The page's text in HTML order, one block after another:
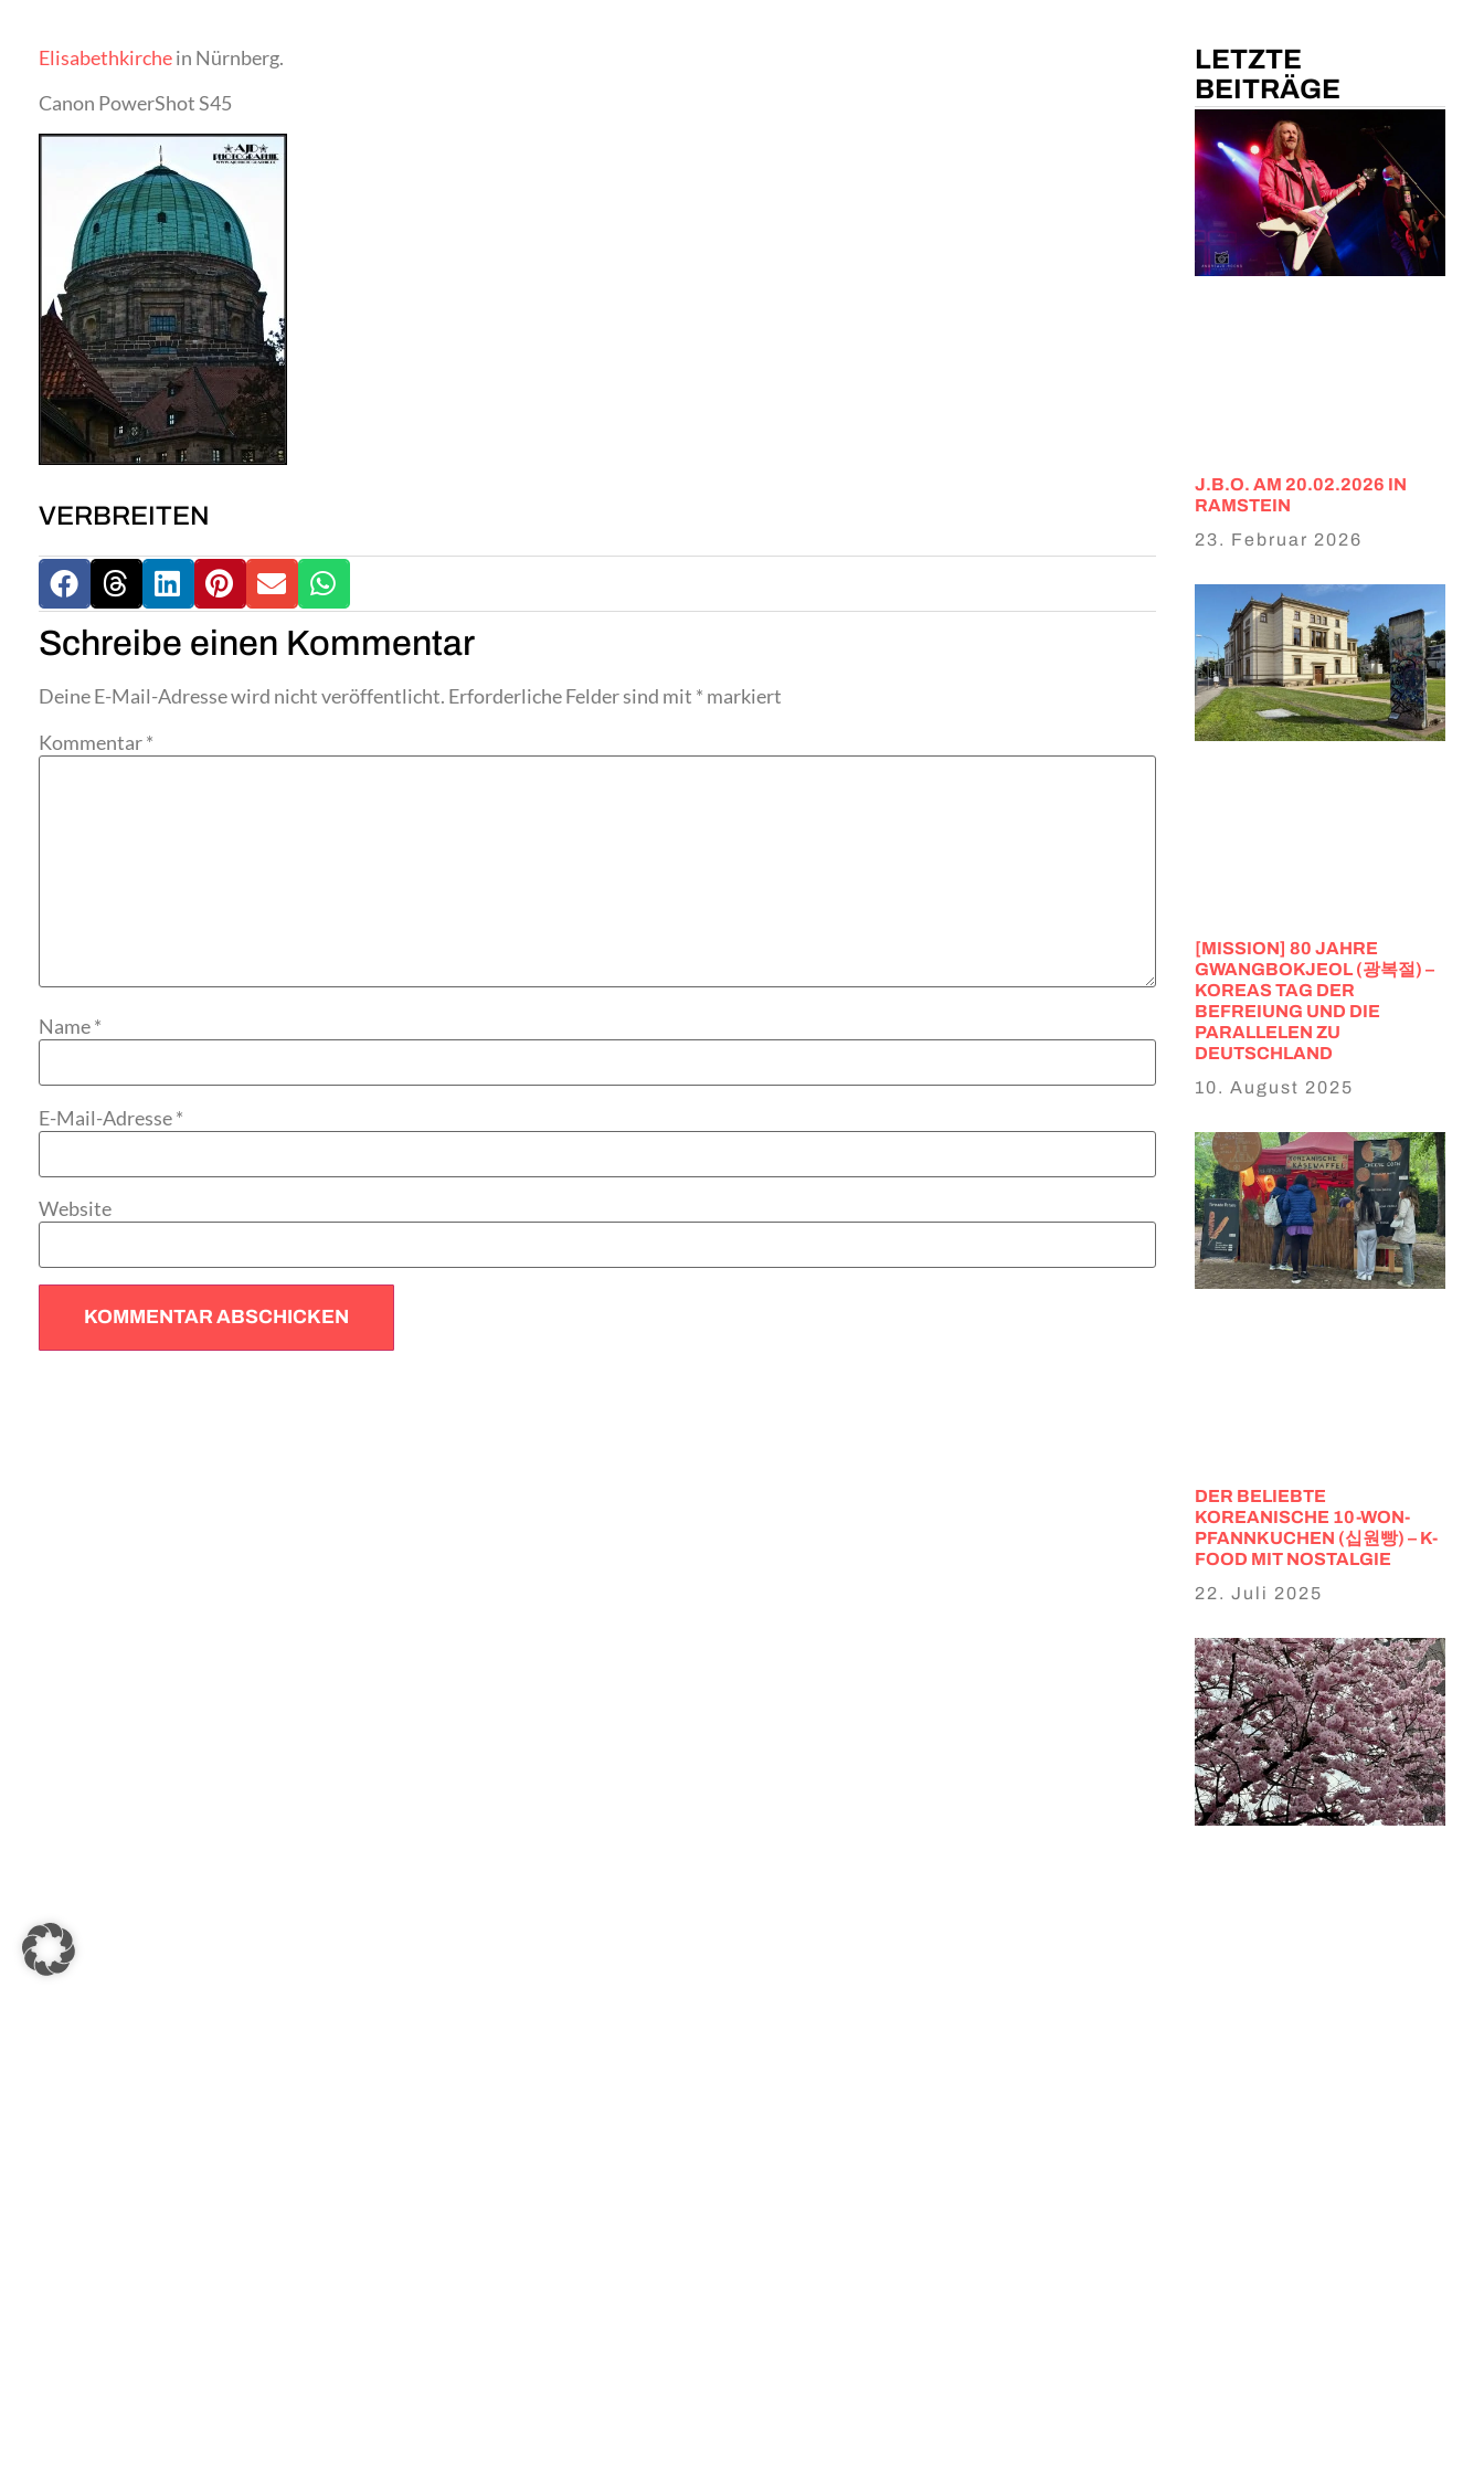
Elisabethkirchein Nürnberg.
Canon PowerShot S45
VERBREITEN
Schreibe einen Kommentar
Deine E-Mail-Adresse wird nicht veröffentlicht. Erforderliche Felder sind mit * markiert
Kommentar*
Name*
E-Mail-Adresse*
Website
LETZTE
BEITRÄGE
J.B.O. AM 20.02.2026 IN
RAMSTEIN
23. Februar 2026
[MISSION] 80 JAHRE
GWANGBOKJEOL (광복절) –
KOREAS TAG DER
BEFREIUNG UND DIE
PARALLELEN ZU
DEUTSCHLAND
10. August 2025
DER BELIEBTE
KOREANISCHE 10-WON-
PFANNKUCHEN (십원빵) – K-
FOOD MIT NOSTALGIE
22. Juli 2025